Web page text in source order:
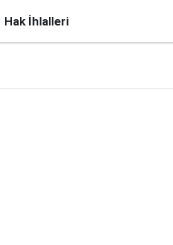
Hak İhlalleri